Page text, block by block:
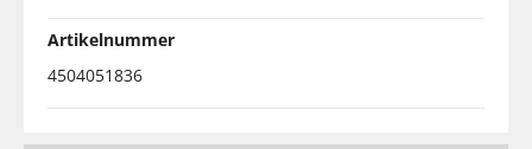
Artikelnummer
4504051836